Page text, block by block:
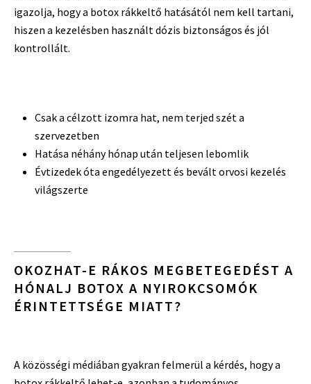
igazolja, hogy a botox rákkeltő hatásától nem kell tartani,
hiszen a kezelésben használt dózis biztonságos és jól
kontrollált.
Csak a célzott izomra hat, nem terjed szét a
szervezetben
Hatása néhány hónap után teljesen lebomlik
Évtizedek óta engedélyezett és bevált orvosi kezelés
világszerte
OKOZHAT-E RÁKOS MEGBETEGEDÉST A
HÓNALJ BOTOX A NYIROKCSOMÓK
ÉRINTETTSÉGE MIATT?
A közösségi médiában gyakran felmerül a kérdés, hogy a